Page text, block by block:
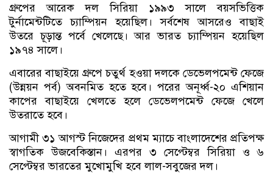
গ্রুপের আরেক দল সিরিয়া ১৯৯৩ সালে বয়সভিত্তিক
টুর্নামেন্টটিতে চ্যাম্পিয়ন হয়েছিল। সর্বশেষ আসরেও বাছাই
উতরে চূড়ান্ত পর্বে খেলেছে। আর ভারত চ্যাম্পিয়ন হয়েছিল
১৯৭৪ সালে।
এবারের বাছাইয়ে গ্রুপে চতুর্থ হওয়া দলকে ডেভেলপমেন্ট ফেজে
(উন্নয়ন পর্ব) অবনমিত হতে হবে। পরের অনূর্ধ্ব-২০ এশিয়ান
কাপের বাছাইয়ে খেলতে হলে ডেভেলপমেন্ট ফেজে খেলে
উতরাতে হবে।
আগামী ৩১ আগস্ট নিজেদের প্রথম ম্যাচে বাংলাদেশের প্রতিপক্ষ
স্বাগতিক উজবেকিস্তান। এরপর ৩ সেপ্টেম্বর সিরিয়া ও ৬
সেপ্টেম্বর ভারতের মুখোমুখি হবে লাল-সবুজের দল।